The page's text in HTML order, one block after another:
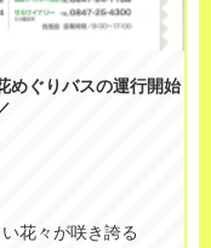
めぐりバスの運行開始
花々が咲き誇る